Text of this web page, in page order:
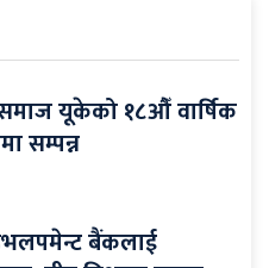
यूकेको १८औँ वार्षिक
सम्पन्न
बैंकलाई